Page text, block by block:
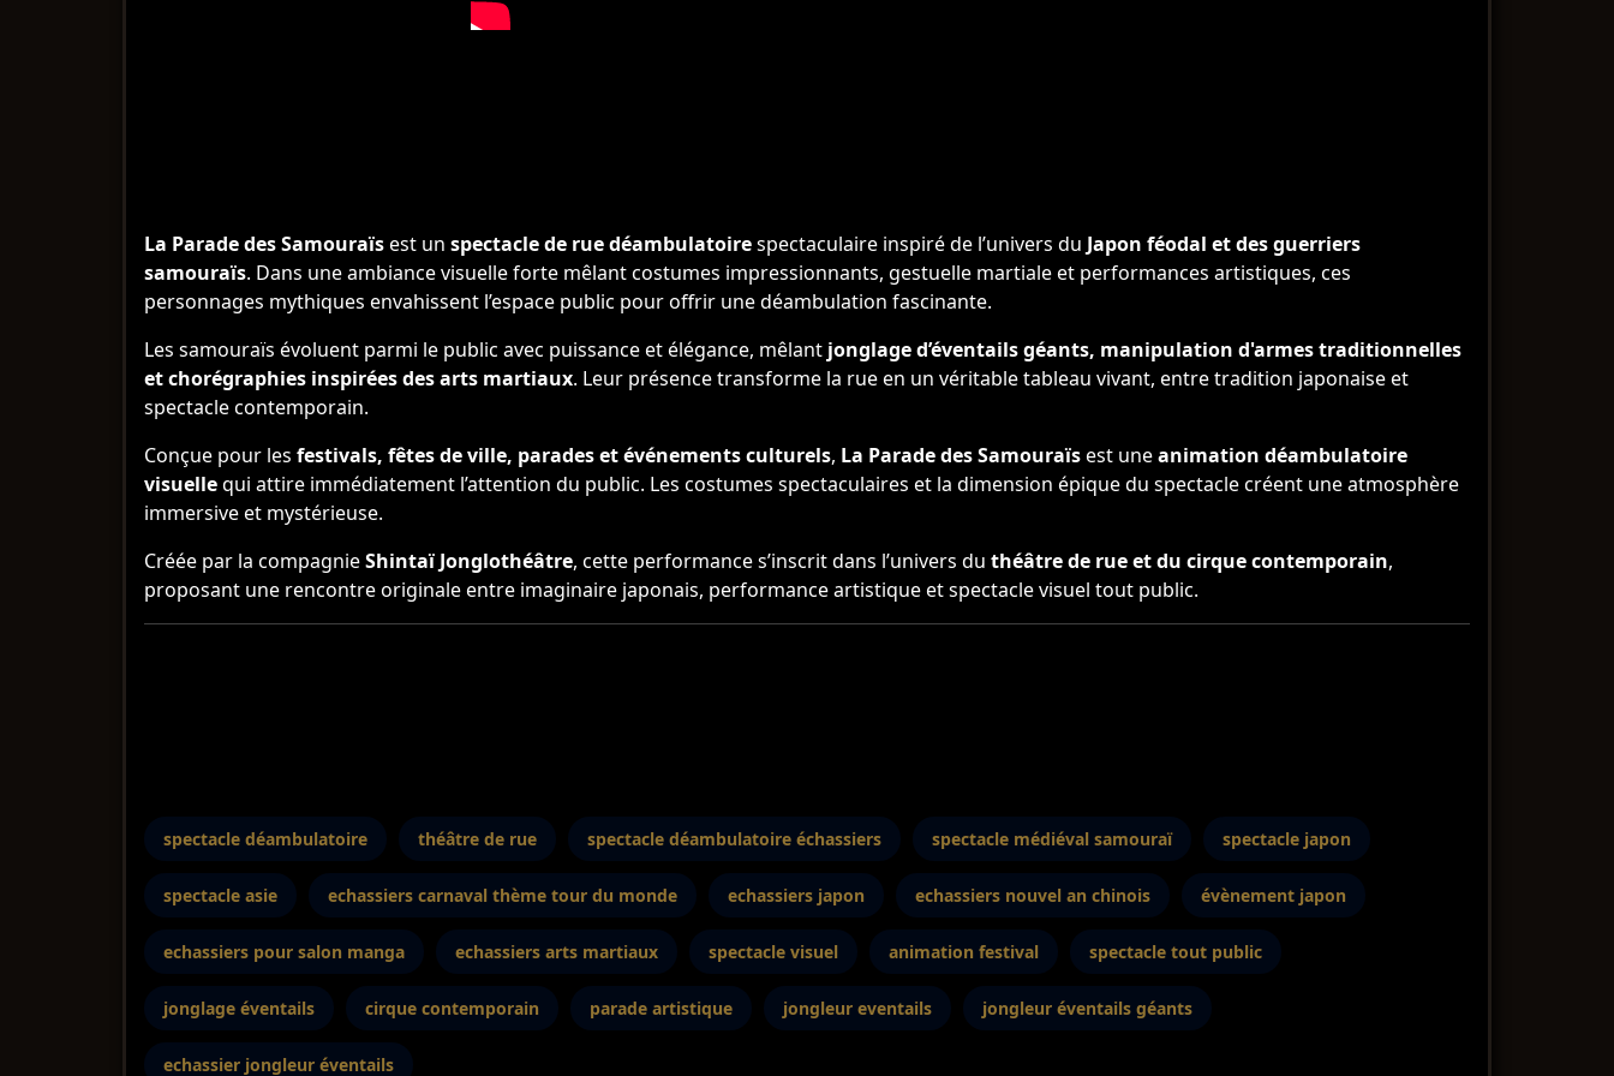
La Parade des Samouraïsest un spectacle de rue déambulatoirespectaculaire inspiré de l’univers du Japon féodal et des guerriers
samouraïs. Dans une ambiance visuelle forte mêlant costumes impressionnants, gestuelle martiale et performances artistiques, ces
personnages mythiques envahissent l’espace public pour offrir une déambulation fascinante.
Les samouraïs évoluent parmi le public avec puissance et élégance, mêlant jonglage d’éventails géants, manipulation d'armes traditionnelles
et chorégraphies inspirées des arts martiaux. Leur présence transforme la rue en un véritable tableau vivant, entre tradition japonaise et
spectacle contemporain.
Conçue pour les festivals, fêtes de ville, parades et événements culturels, La Parade des Samouraïsest uneanimation déambulatoire
visuellequi attire immédiatement l’attention du public. Les costumes spectaculaires et la dimension épique du spectacle créent une atmosphère
immersive et mystérieuse.
Créée par la compagnieShintaï Jonglothéâtre, cette performance s’inscrit dans l’univers du théâtre de rue et du cirque contemporain,
proposant une rencontre originale entre imaginaire japonais, performance artistique et spectacle visuel tout public.
spectacle déambulatoire théâtre de rue spectacle déambulatoire échassiers spectacle médiéval samouraï spectacle japon
spectacle asie echassiers carnaval thème tour du monde echassiers japon echassiers nouvel an chinois évènement japon
echassiers pour salon manga echassiers arts martiaux spectacle visuel animation festival spectacle tout public
jonglage éventails cirque contemporain parade artistique jongleur eventails jongleur éventails géants
echassier jongleur éventails